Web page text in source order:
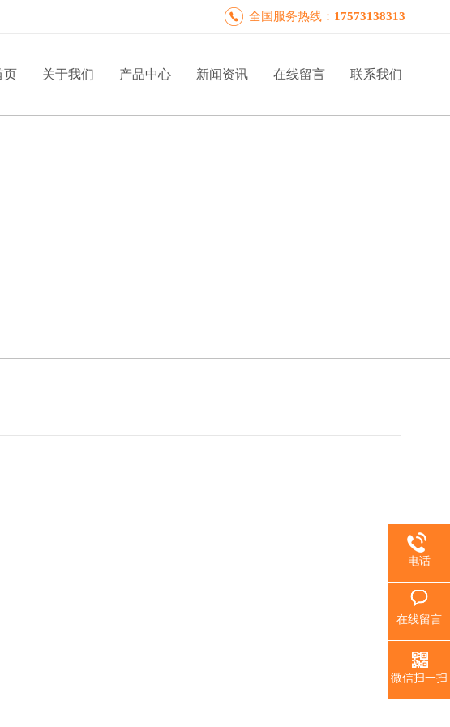
全国服务热线： 17573138313
页 关于我们 产品中心 新闻资讯 在线留言 联系我们
电话
在线留言
微信扫一扫